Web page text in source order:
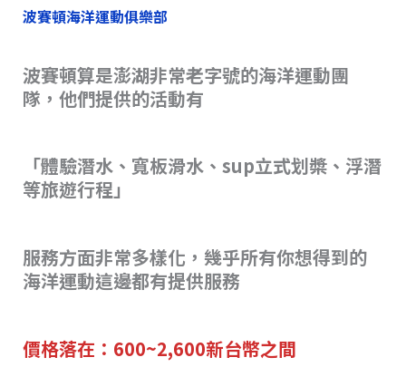
波賽頓海洋運動俱樂部
波賽頓算是澎湖非常老字號的海洋運動團
隊，他們提供的活動有
「體驗潛水、寬板滑水、sup立式划槳、浮潛
等旅遊行程」
服務方面非常多樣化，幾乎所有你想得到的
海洋運動這邊都有提供服務
價格落在：600~2,600新台幣之間